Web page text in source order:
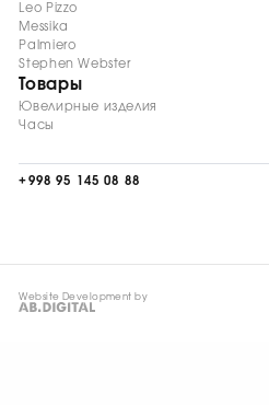
Leo Pizzo
Messika
Palmiero
Stephen Webster
Товары
Ювелирные изделия
Часы
+998 95 145 08 88
Website Development by